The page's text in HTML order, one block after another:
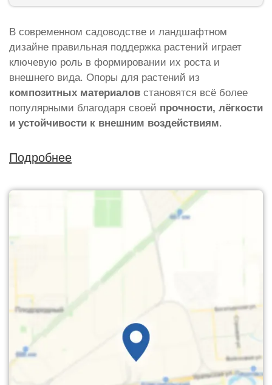
В современном садоводстве и ландшафтном
дизайне правильная поддержка растений играет
ключевую роль в формировании их роста и
внешнего вида. Опоры для растений из
композитных материалов становятся всё более
популярными благодаря своей прочности, лёгкости
и устойчивости к внешним воздействиям.
Подробнее